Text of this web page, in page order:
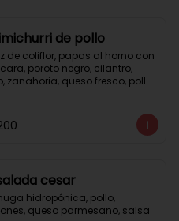
de pollo
de coliflor, papas al horno con
poroto negro, cilantro,
zanahoria, queso fresco, pollo
cesar
hidropónica, pollo,
queso parmesano, salsa